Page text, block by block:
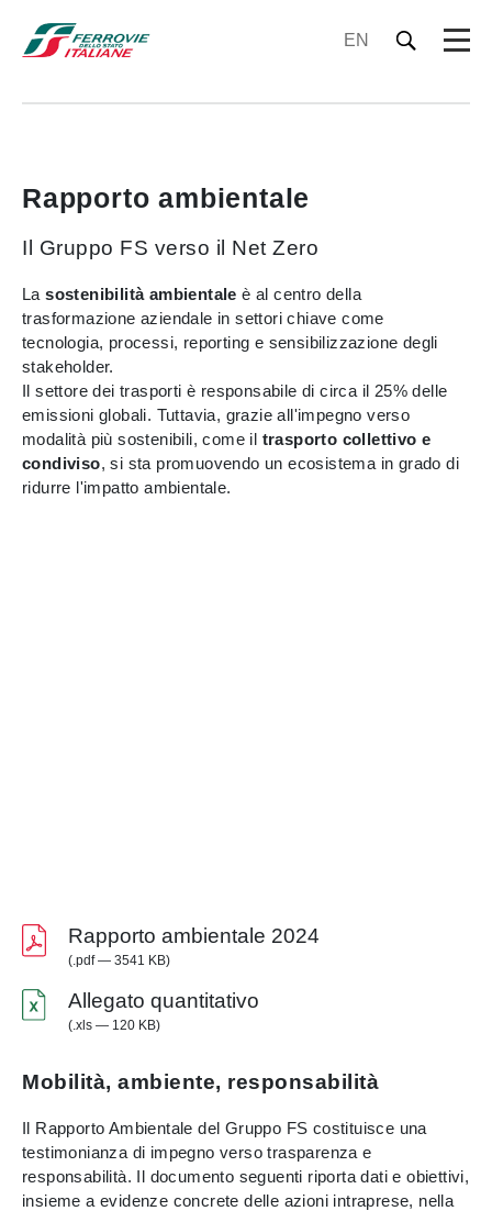
EN
Rapporto ambientale
Il Gruppo FS verso il Net Zero
Lasostenibilità ambientale è al centro della
trasformazione aziendale in settori chiave come
tecnologia, processi, reporting e sensibilizzazione degli
stakeholder.
Il settore dei trasporti è responsabile di circa il 25% delle
emissioni globali. Tuttavia, grazie all'impegno verso
modalità più sostenibili, come il trasporto collettivo e
condiviso, si sta promuovendo un ecosistema in grado di
ridurre l'impatto ambientale.
Rapporto ambientale 2024
(.pdf — 3541 KB)
Allegato quantitativo
(.xls — 120 KB)
Mobilità, ambiente, responsabilità
Il Rapporto Ambientale del Gruppo FS costituisce una
testimonianza di impegno verso trasparenza e
responsabilità. Il documento seguenti riporta dati e obiettivi,
insieme a evidenze concrete delle azioni intraprese, nella